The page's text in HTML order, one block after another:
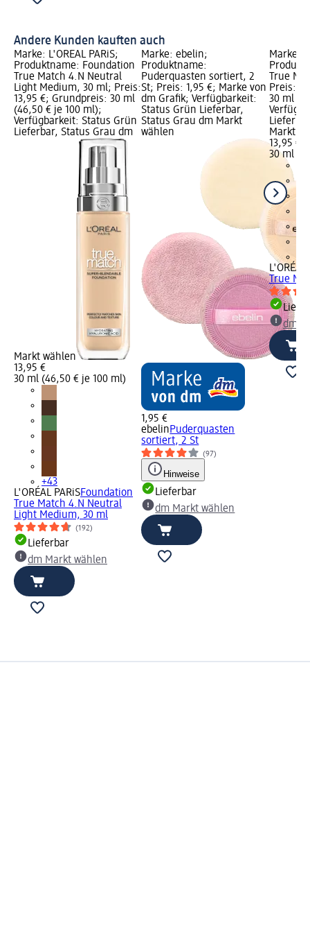
Andere Kunden kauften auch
Marke: L'ORÉAL PARiS;
Produktname: Foundation
True Match 4.N Neutral
Light Medium, 30 ml; Preis:
13,95 €; Grundpreis: 30 ml
(46,50 € je 100 ml);
Verfügbarkeit: Status Grün
Lieferbar, Status Grau dm
Markt wählen
13,95 €
30 ml (46,50 € je 100 ml)
+43
L'ORÉAL PARiSFoundation
True Match 4.N Neutral
Light Medium, 30 ml
(192)
Lieferbar
dm Markt wählen
Marke: ebelin;
Produktname:
Puderquasten sortiert, 2
St; Preis: 1,95 €; Marke von
dm Grafik; Verfügbarkeit:
Status Grün Lieferbar,
Status Grau dm Markt
wählen
1,95 €
ebelinPuderquasten
sortiert, 2 St
(97)
Hinweise
Lieferbar
dm Markt wählen
Marke:
True
Preis:
30 ml
Markt
13,95 €
30 ml
L'ORÉAL
True
dm